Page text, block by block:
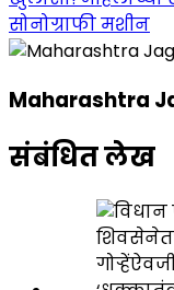
सोनोग्राफी मशीन
Maharashtra
संबंधित लेख